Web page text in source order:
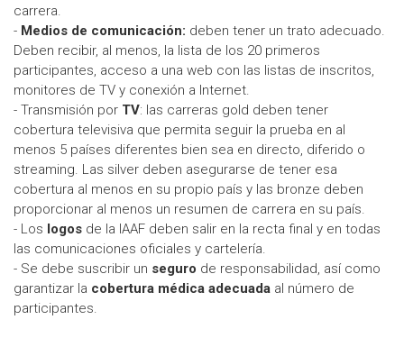
carrera.
- Medios de comunicación: deben tener un trato adecuado.
Deben recibir, al menos, la lista de los 20 primeros
participantes, acceso a una web con las listas de inscritos,
monitores de TV y conexión a Internet.
- Transmisión por TV: las carreras gold deben tener
cobertura televisiva que permita seguir la prueba en al
menos 5 países diferentes bien sea en directo, diferido o
streaming. Las silver deben asegurarse de tener esa
cobertura al menos en su propio país y las bronze deben
proporcionar al menos un resumen de carrera en su país.
- Los logos de la IAAF deben salir en la recta final y en todas
las comunicaciones oficiales y cartelería.
- Se debe suscribir un seguro de responsabilidad, así como
garantizar la cobertura médica adecuada al número de
participantes.